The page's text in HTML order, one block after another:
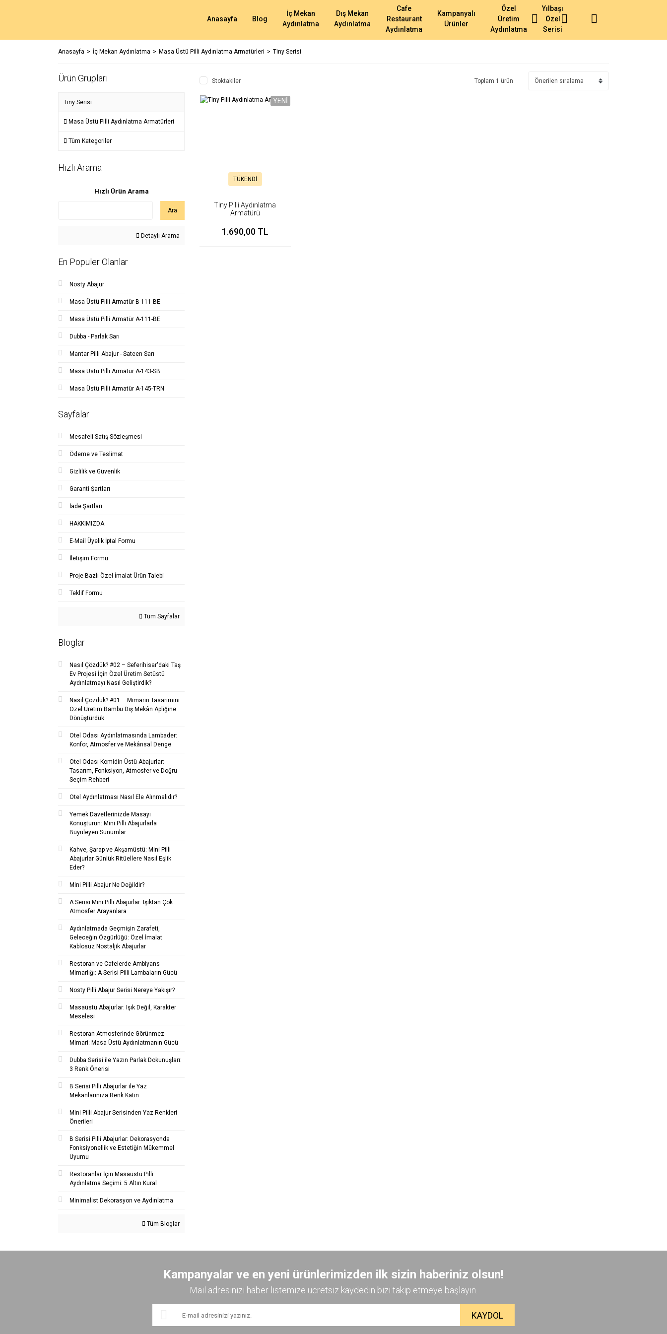
Anasayfa Blog
İç Mekan
Aydınlatma
Dış Mekan
Aydınlatma
Cafe
Restaurant
Aydınlatma
Kampanyalı
Ürünler
Özel
Üretim
Aydınlatma
Yılbaşı
Özel
Serisi
Anasayfa İç Mekan Aydınlatma Masa Üstü Pilli Aydınlatma Armatürleri Tiny Serisi
Ürün Grupları
Tiny Serisi
Masa Üstü Pilli Aydınlatma Armatürleri
Tüm Kategoriler
Hızlı Arama
Hızlı Ürün Arama
Ara
Detaylı Arama
En Populer Olanlar
Nosty Abajur
Masa Üstü Pilli Armatür B-111-BE
Masa Üstü Pilli Armatür A-111-BE
Dubba - Parlak Sarı
Mantar Pilli Abajur - Sateen Sarı
Masa Üstü Pilli Armatür A-143-SB
Masa Üstü Pilli Armatür A-145-TRN
Sayfalar
Mesafeli Satış Sözleşmesi
Ödeme ve Teslimat
Gizlilik ve Güvenlik
Garanti Şartları
İade Şartları
HAKKIMIZDA
E-Mail Üyelik İptal Formu
İletişim Formu
Proje Bazlı Özel İmalat Ürün Talebi
Teklif Formu
Tüm Sayfalar
Bloglar
Nasıl Çözdük? #02 – Seferihisar'daki Taş
Ev Projesi İçin Özel Üretim Setüstü
Aydınlatmayı Nasıl Geliştirdik?
Nasıl Çözdük? #01 – Mimarın Tasarımını
Özel Üretim Bambu Dış Mekân Apliğine
Dönüştürdük
Otel Odası Aydınlatmasında Lambader:
Konfor, Atmosfer ve Mekânsal Denge
Otel Odası Komidin Üstü Abajurlar:
Tasarım, Fonksiyon, Atmosfer ve Doğru
Seçim Rehberi
Otel Aydınlatması Nasıl Ele Alınmalıdır?
Yemek Davetlerinizde Masayı
Konuşturun: Mini Pilli Abajurlarla
Büyüleyen Sunumlar
Kahve, Şarap ve Akşamüstü: Mini Pilli
Abajurlar Günlük Ritüellere Nasıl Eşlik
Eder?
Mini Pilli Abajur Ne Değildir?
A Serisi Mini Pilli Abajurlar: Işıktan Çok
Atmosfer Arayanlara
Aydınlatmada Geçmişin Zarafeti,
Geleceğin Özgürlüğü: Özel İmalat
Kablosuz Nostaljik Abajurlar
Restoran ve Cafelerde Ambiyans
Mimarlığı: A Serisi Pilli Lambaların Gücü
Nosty Pilli Abajur Serisi Nereye Yakışır?
Masaüstü Abajurlar: Işık Değil, Karakter
Meselesi
Restoran Atmosferinde Görünmez
Mimari: Masa Üstü Aydınlatmanın Gücü
Dubba Serisi ile Yazın Parlak Dokunuşları:
3 Renk Önerisi
B Serisi Pilli Abajurlar ile Yaz
Mekanlarınıza Renk Katın
Mini Pilli Abajur Serisinden Yaz Renkleri
Önerileri
B Serisi Pilli Abajurlar: Dekorasyonda
Fonksiyonellik ve Estetiğin Mükemmel
Uyumu
Restoranlar İçin Masaüstü Pilli
Aydınlatma Seçimi: 5 Altın Kural
Minimalist Dekorasyon ve Aydınlatma
Tüm Bloglar
Stoktakiler Toplam 1 ürün
YENİ
TÜKENDİ
Tiny Pilli Aydınlatma
Armatürü
1.690,00 TL
Kampanyalar ve en yeni ürünlerimizden ilk sizin haberiniz olsun!
Mail adresinizi haber listemize ücretsiz kaydedin bizi takip etmeye başlayın.
KAYDOL